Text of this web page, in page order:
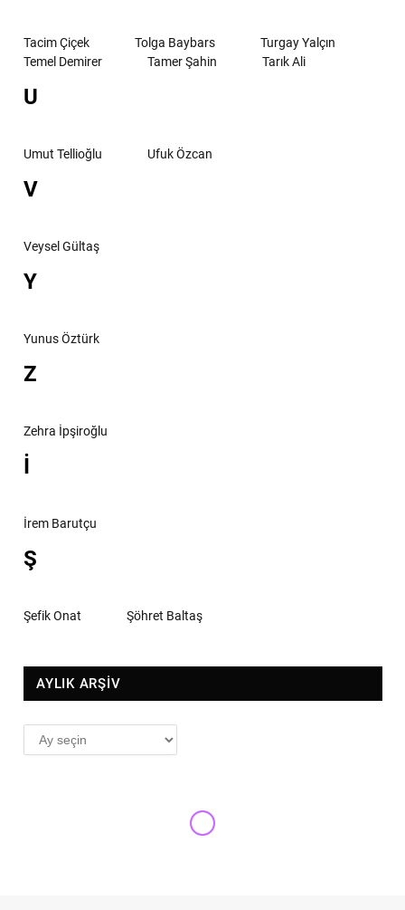
Tacim Çiçek Tolga Baybars
Turgay Yalçın
Temel Demirer
Tamer Şahin Tarık Ali
U
Umut Tellioğlu Ufuk Özcan
V
Veysel Gültaş
Y
Yunus Öztürk
Z
Zehra İpşiroğlu
İ
İrem Barutçu
Ş
Şefik Onat Şöhret Baltaş
AYLIK ARŞİV
AYLIK
ARŞİV